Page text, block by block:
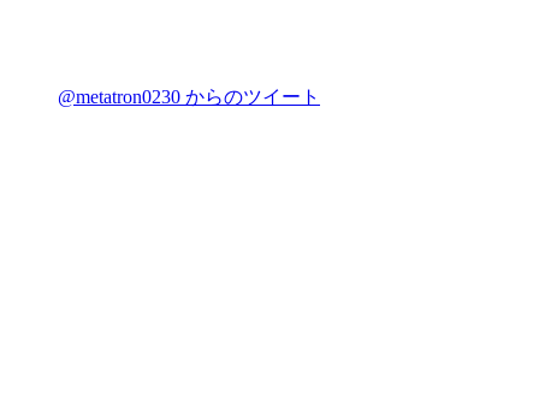
@metatron0230 からのツイート